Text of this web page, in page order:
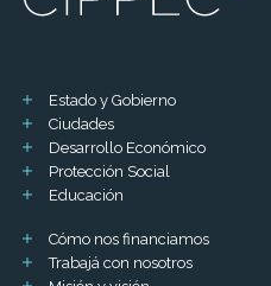
Estado y Gobierno
Ciudades
Desarrollo Económico
Protección Social
Educación
Cómo nos financiamos
Trabajá con nosotros